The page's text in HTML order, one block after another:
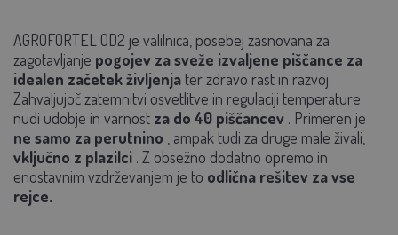
AGROFORTEL OD2 je valilnica, posebej zasnovana za
zagotavljanje pogojev za sveže izvaljene piščance za
idealen začetek življenja ter zdravo rast in razvoj.
Zahvaljujoč zatemnitvi osvetlitve in regulaciji temperature
nudi udobje in varnost za do 40 piščancev . Primeren je
ne samo za perutnino , ampak tudi za druge male živali,
vključno z plazilci . Z obsežno dodatno opremo in
enostavnim vzdrževanjem je to odlična rešitev za vse
rejce.